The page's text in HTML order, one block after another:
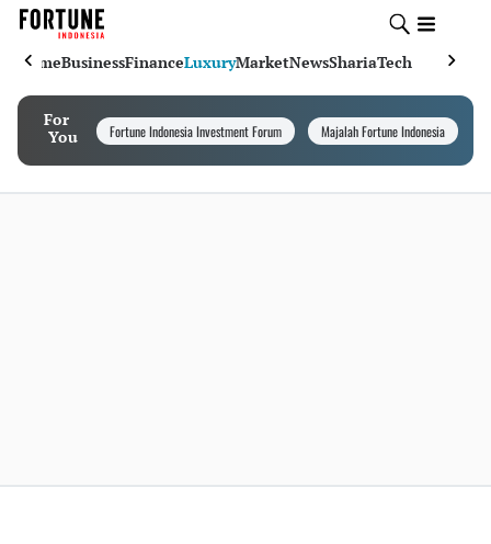
HomeBusinessFinanceLuxuryMarketNewsShariaTech
For
You
Fortune Indonesia Investment Forum Majalah Fortune Indonesia